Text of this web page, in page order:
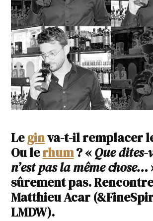
Leginva-t-il remplacer
Ou lerhum? «Que dites-
n’est pas la même chose…
sûrement pas.
Matthieu Acar
LMDW).